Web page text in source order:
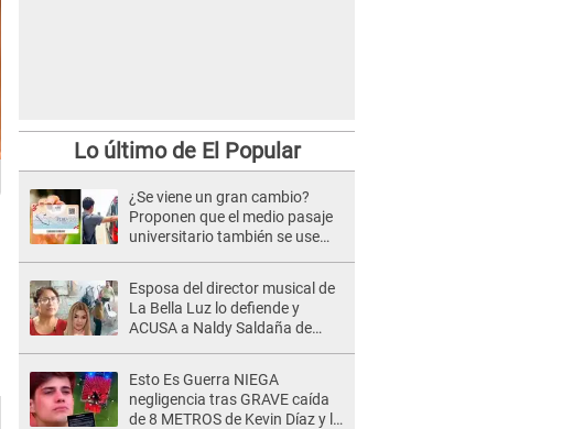
Lo último de El Popular
¿Se viene un gran cambio?
Proponen que el medio pasaje
universitario también se use
Esposa del director musical de
La Bella Luz lo defiende y
ACUSA a Naldy Saldaña de
Esto Es Guerra NIEGA
negligencia tras GRAVE caída
de 8 METROS de Kevin Díaz y lo